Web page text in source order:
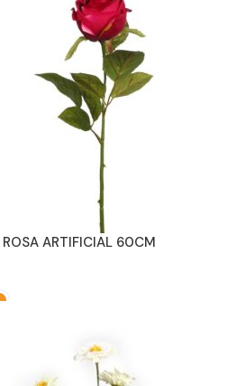
ROSA ARTIFICIAL 60CM